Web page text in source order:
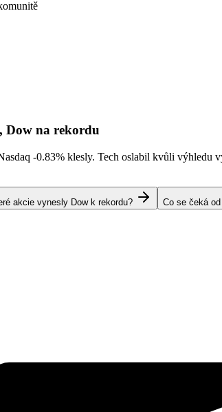
Dow na rekordu
-0.83% klesly. Tech oslabil kvůli výhledu
akcie vynesly Dow k rekordu? Co se čeká